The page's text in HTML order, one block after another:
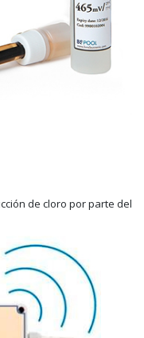
de cloro por parte del